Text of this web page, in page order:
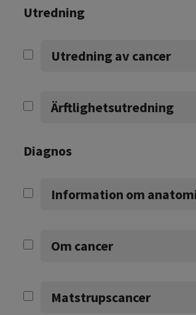
Utredning
Utredning av cancer
Ärftlighetsutredning
Diagnos
Information om
Om cancer
Matstrupscancer